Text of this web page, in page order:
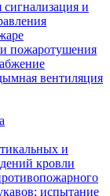
и
пожаротушения
вентиляция
и
кровли
испытание